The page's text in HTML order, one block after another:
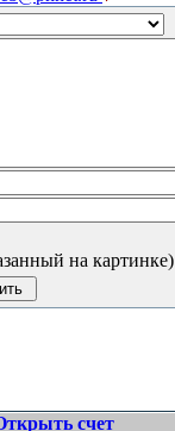
на картинке)
счет